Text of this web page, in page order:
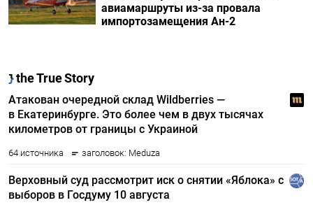
авиамаршруты из-за провала
импортозамещения Ан-2